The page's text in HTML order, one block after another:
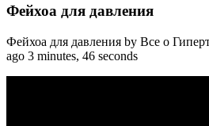
Фейхоа для давления
Фейхоа для давления by Все о
ago 3 minutes, 46 seconds